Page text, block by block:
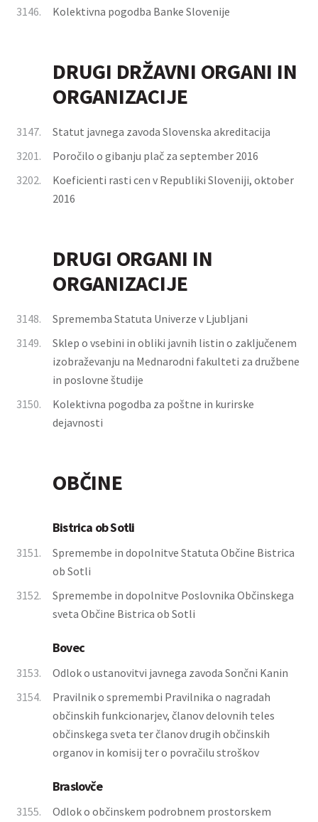
3146. Kolektivna pogodba Banke Slovenije
DRUGI DRŽAVNI ORGANI IN
ORGANIZACIJE
3147.
Statut javnega zavoda Slovenska akreditacija
3201.
Poročilo o gibanju plač za september 2016
3202.
Koeficienti rasti cen v Republiki Sloveniji, oktober
2016
DRUGI ORGANI IN
ORGANIZACIJE
3148.
Sprememba Statuta Univerze v Ljubljani
3149.
Sklep o vsebini in obliki javnih listin o zaključenem
izobraževanju na Mednarodni fakulteti za družbene
in poslovne študije
3150.
Kolektivna pogodba za poštne in kurirske
dejavnosti
OBČINE
Bistrica ob Sotli
3151.
Spremembe in dopolnitve Statuta Občine Bistrica
ob Sotli
3152.
Spremembe in dopolnitve Poslovnika Občinskega
sveta Občine Bistrica ob Sotli
Bovec
3153.
Odlok o ustanovitvi javnega zavoda Sončni Kanin
3154.
Pravilnik o spremembi Pravilnika o nagradah
občinskih funkcionarjev, članov delovnih teles
občinskega sveta ter članov drugih občinskih
organov in komisij ter o povračilu stroškov
Braslovče
3155.
Odlok o občinskem podrobnem prostorskem